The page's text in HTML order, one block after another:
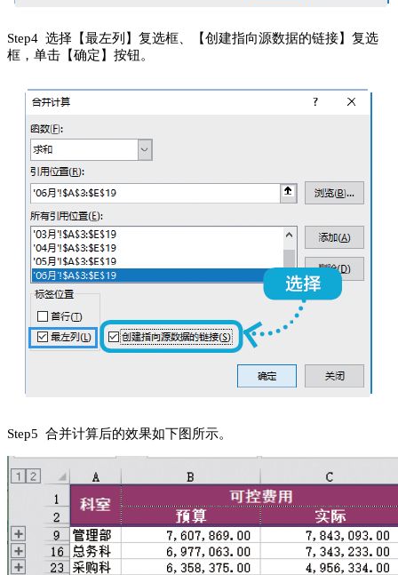
Step4 选择【最左列】复选框、【创建指向源数据的链接】复选
框，单击【确定】按钮。
Step5 合并计算后的效果如下图所示。